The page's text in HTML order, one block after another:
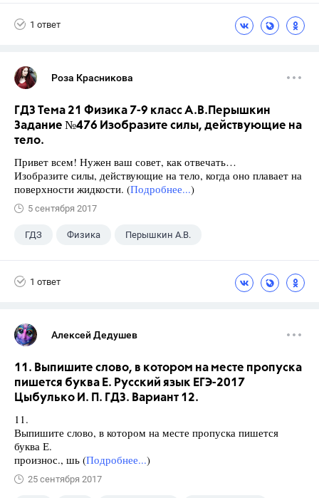
1 ответ
Роза Красникова
ГДЗ Тема 21 Физика 7-9 класс А.В.Перышкин
Задание №476 Изобразите силы, действующие на
тело.
Привет всем! Нужен ваш совет, как отвечать…
Изобразите силы, действующие на тело, когда оно плавает на
поверхности жидкости. (Подробнее...)
5 сентября 2017
ГДЗ Физика Перышкин А.В.
1 ответ
Алексей Дедушев
11. Выпишите слово, в котором на месте пропуска
пишется буква Е. Русский язык ЕГЭ-2017
Цыбулько И. П. ГДЗ. Вариант 12.
11.
Выпишите слово, в котором на месте пропуска пишется
буква Е.
произнос., шь (Подробнее...)
25 сентября 2017